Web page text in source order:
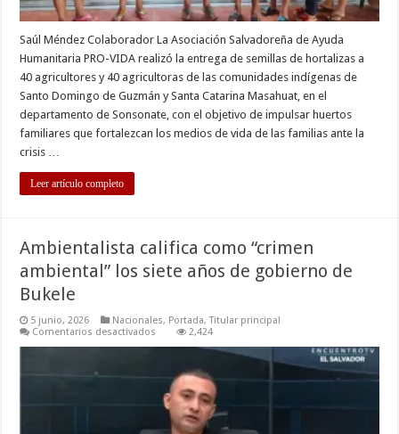
Saúl Méndez Colaborador La Asociación Salvadoreña de Ayuda
Humanitaria PRO-VIDA realizó la entrega de semillas de hortalizas a
40 agricultores y 40 agricultoras de las comunidades indígenas de
Santo Domingo de Guzmán y Santa Catarina Masahuat, en el
departamento de Sonsonate, con el objetivo de impulsar huertos
familiares que fortalezcan los medios de vida de las familias ante la
crisis …
Leer artículo completo
Ambientalista califica como “crimen
ambiental” los siete años de gobierno de
Bukele
5 junio, 2026 Nacionales, Portada,Titular principal
Comentarios desactivados
“crimen
ambiental”
los
siete
años
2,424